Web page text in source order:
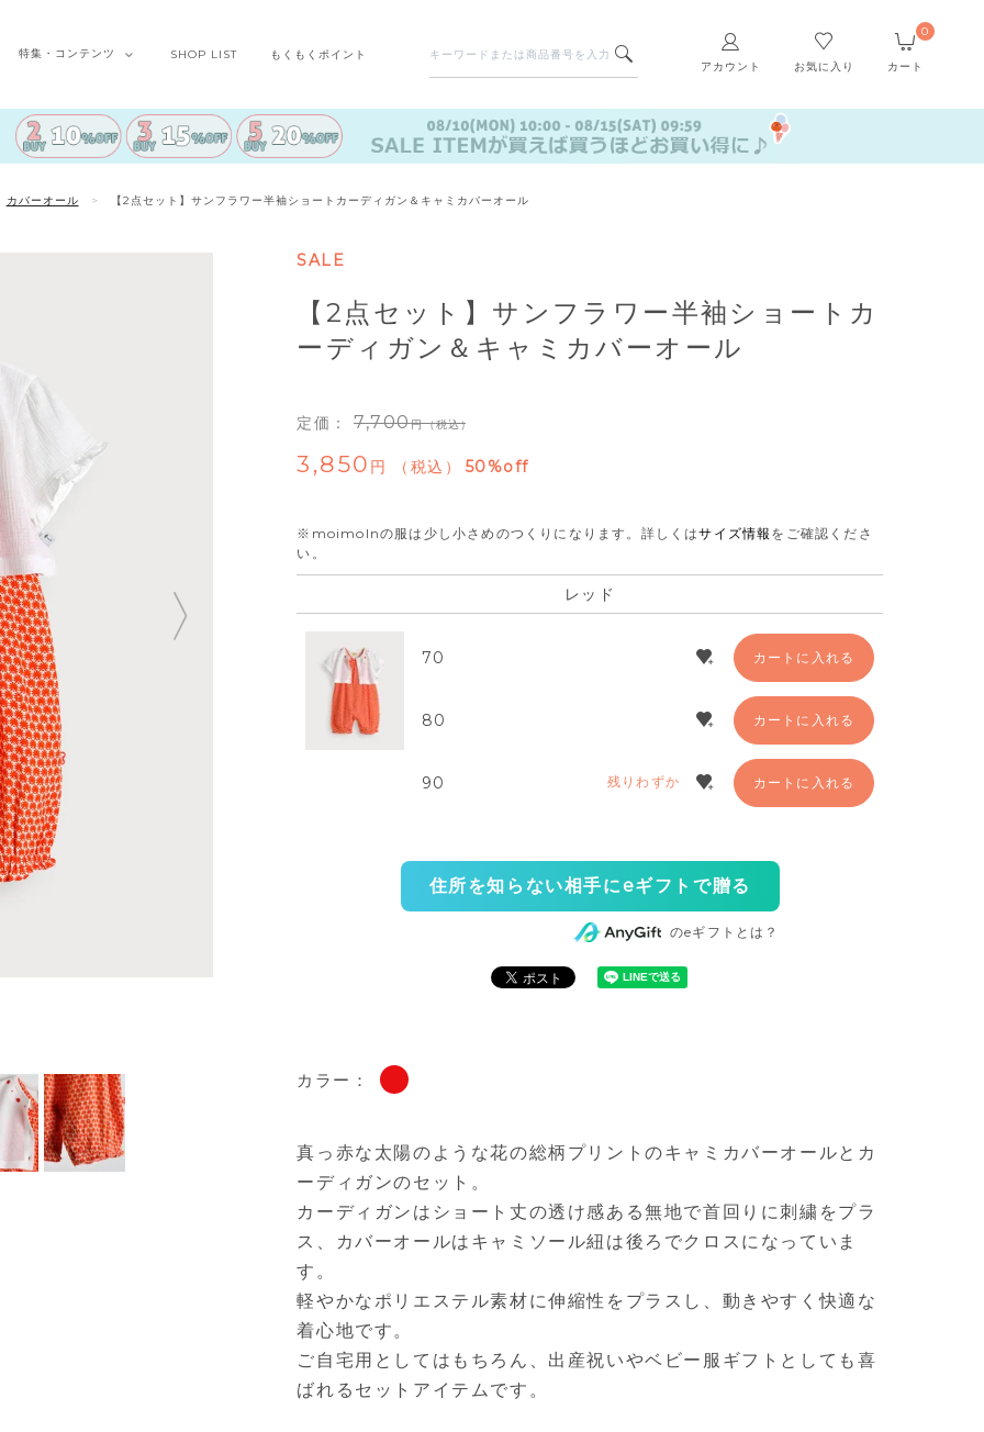
アカウント お気に入り カート
0
特集・ コンテンツ SHOP LIST もくもくポイント
カバーオール 【2点セット】サンフラワー半袖ショートカーディガン＆キャミカバーオール
SALE
【2点セット】サンフラワー半袖ショートカ
ーディガン＆キャミカバーオール
定価： 7,700 （税込）
3,850 税込 50%off
※moimolnの服は少し小さめのつくりになります。 詳しくはサイズ情報 をご確認くださ
い。
レッド
70 カートに入れる
80 カートに入れる
90 残りわずか カートに入れる
住所を知らない相手にeギフトで贈る
のeギフトとは？
カラー：
真っ赤な太陽のような花の総柄プリントのキャミカバーオールとカ
ーディガンのセット。
カーディガンはショート丈の透け感ある無地で首回りに刺繍をプラ
ス、カバーオールはキャミソール紐は後ろでクロスになっていま
す。
軽やかなポリエステル素材に伸縮性をプラスし、動きやすく快適な
着心地です。
ご自宅用としてはもちろん、出産祝いやベビー服ギフトとしても喜
ばれるセットアイテムです。